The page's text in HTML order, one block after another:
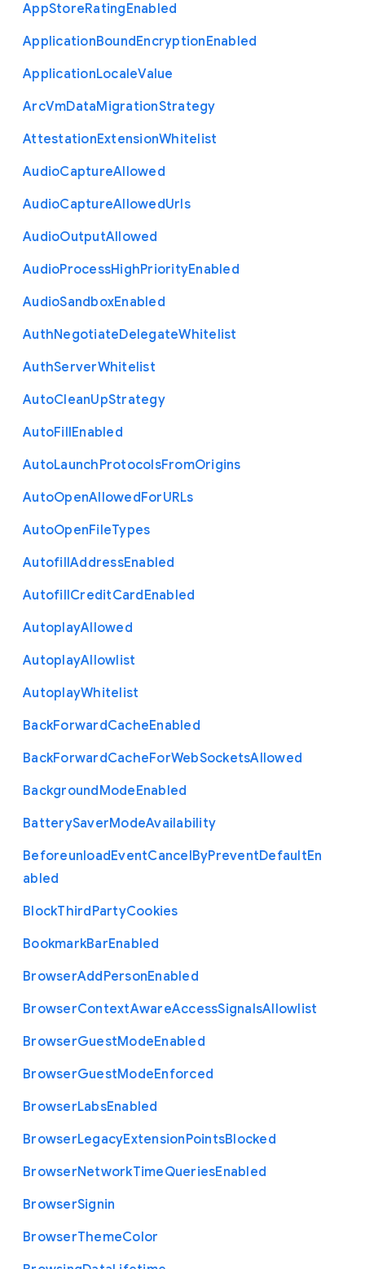
AppStoreRatingEnabled
ApplicationBoundEncryptionEnabled
ApplicationLocaleValue
ArcVmDataMigrationStrategy
AttestationExtensionWhitelist
AudioCaptureAllowed
AudioCaptureAllowedUrls
AudioOutputAllowed
AudioProcessHighPriorityEnabled
AudioSandboxEnabled
AuthNegotiateDelegateWhitelist
AuthServerWhitelist
AutoCleanUpStrategy
AutoFillEnabled
AutoLaunchProtocolsFromOrigins
AutoOpenAllowedForURLs
AutoOpenFileTypes
AutofillAddressEnabled
AutofillCreditCardEnabled
AutoplayAllowed
AutoplayAllowlist
AutoplayWhitelist
BackForwardCacheEnabled
BackForwardCacheForWebSocketsAllowed
BackgroundModeEnabled
BatterySaverModeAvailability
BeforeunloadEventCancelByPreventDefaultEn
abled
BlockThirdPartyCookies
BookmarkBarEnabled
BrowserAddPersonEnabled
BrowserContextAwareAccessSignalsAllowlist
BrowserGuestModeEnabled
BrowserGuestModeEnforced
BrowserLabsEnabled
BrowserLegacyExtensionPointsBlocked
BrowserNetworkTimeQueriesEnabled
BrowserSignin
BrowserThemeColor